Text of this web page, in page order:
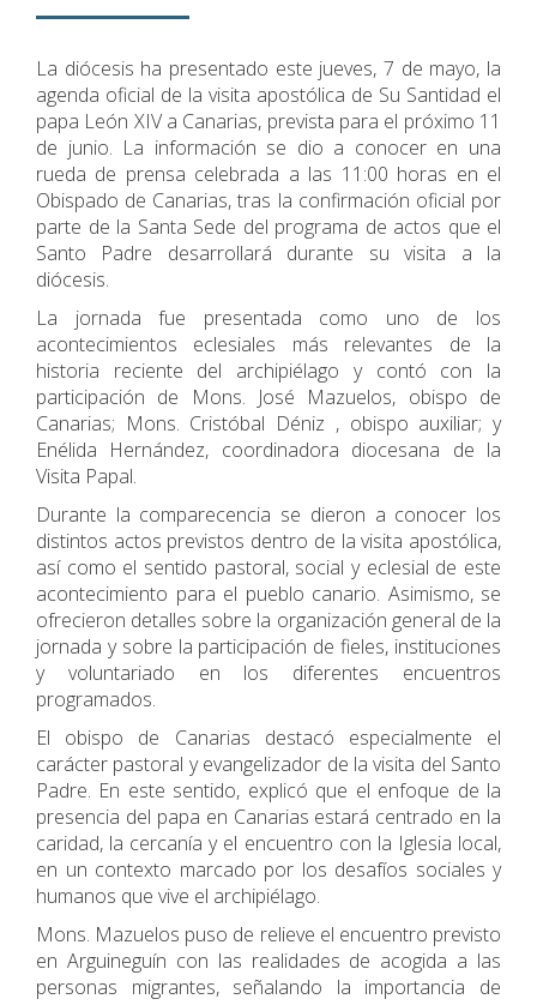
La diócesis ha presentado este jueves, 7 de mayo, la
agenda oficial de la visita apostólica de Su Santidad el
papa León XIV a Canarias, prevista para el próximo 11
de junio. La información se dio a conocer en una
rueda de prensa celebrada a las 11:00 horas en el
Obispado de Canarias, tras la confirmación oficial por
parte de la Santa Sede del programa de actos que el
Santo Padre desarrollará durante su visita a la
diócesis.
La jornada fue presentada como uno de los
acontecimientos eclesiales más relevantes de la
historia reciente del archipiélago y contó con la
participación de Mons. José Mazuelos, obispo de
Canarias; Mons. Cristóbal Déniz , obispo auxiliar; y
Enélida Hernández, coordinadora diocesana de la
Visita Papal.
Durante la comparecencia se dieron a conocer los
distintos actos previstos dentro de la visita apostólica,
así como el sentido pastoral, social y eclesial de este
acontecimiento para el pueblo canario. Asimismo, se
ofrecieron detalles sobre la organización general de la
jornada y sobre la participación de fieles, instituciones
y voluntariado en los diferentes encuentros
programados.
El obispo de Canarias destacó especialmente el
carácter pastoral y evangelizador de la visita del Santo
Padre. En este sentido, explicó que el enfoque de la
presencia del papa en Canarias estará centrado en la
caridad, la cercanía y el encuentro con la Iglesia local,
en un contexto marcado por los desafíos sociales y
humanos que vive el archipiélago.
Mons. Mazuelos puso de relieve el encuentro previsto
en Arguineguín con las realidades de acogida a las
personas migrantes, señalando la importancia de